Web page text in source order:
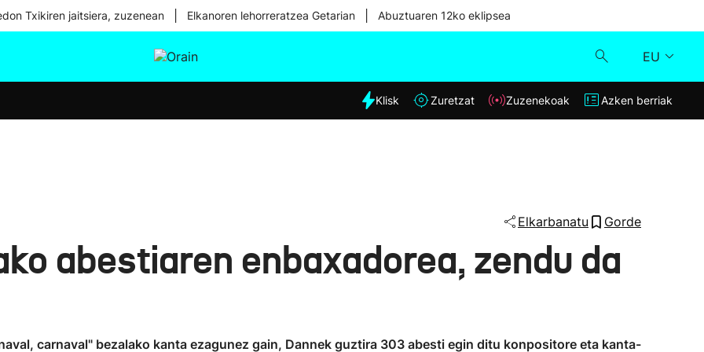
Txikiren jaitsiera, zuzenean Elkanoren lehorreratzea Getarian Abuztuaren 12ko eklipsea
EU
Eguraldia
Klisk
Azken berriak
Klisk Zuretzat Zuzenekoak Azken berriak
Elkarbanatu Gorde
abestiaren enbaxadorea, zendu da
carnaval" bezalako kanta ezagunez gain, Dannek guztira 303 abesti egin ditu konpositore eta kanta-